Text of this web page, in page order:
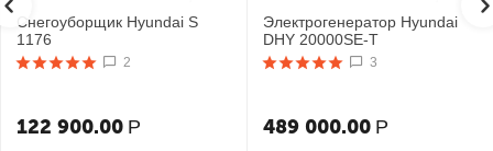
Снегоуборщик Hyundai S
1176
2
122 900.00 Р
Электрогенератор Hyundai
DHY 20000SE-T
3
489 000.00 Р